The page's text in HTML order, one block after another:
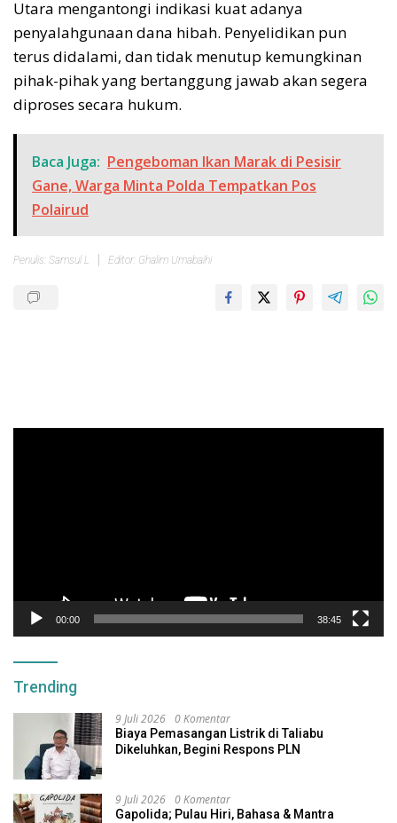
Utara mengantongi indikasi kuat adanya
penyalahgunaan dana hibah. Penyelidikan pun
terus didalami, dan tidak menutup kemungkinan
pihak-pihak yang bertanggung jawab akan segera
diproses secara hukum.
Baca Juga: Pengeboman Ikan Marak di Pesisir
Gane, Warga Minta Polda Tempatkan Pos
Polairud
Penulis: Samsul L Editor: Ghalim Umabaihi
00:00 38:45
Trending
9 Juli 2026 0 Komentar
Biaya Pemasangan Listrik di Taliabu
Dikeluhkan, Begini Respons PLN
9 Juli 2026 0 Komentar
Gapolida; Pulau Hiri, Bahasa & Mantra